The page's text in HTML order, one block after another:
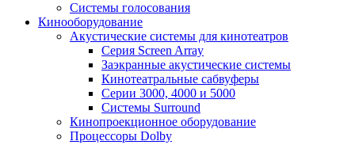
Системы голосования
Кинооборудование
Акустические системы для кинотеатров
Cерия Screen Array
Заэкранные акустические системы
Кинотеатральные сабвуферы
Серии 3000, 4000 и 5000
Системы Surround
Кинопроекционное оборудование
Процессоры Dolby